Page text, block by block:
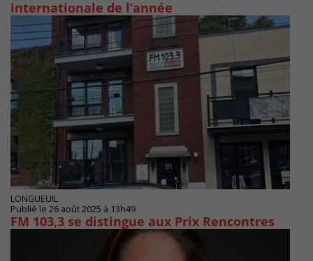
internationale de l’année
LONGUEUIL
Publié le 26 août 2025 à 13h49
FM 103,3 se distingue aux Prix Rencontres